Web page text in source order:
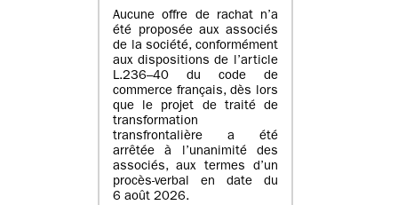
Aucune offre de rachat n’a
été proposée aux associés
de la société, conformément
aux dispositions de l’article
L.236–40 du code de
commerce français, dès lors
que le projet de traité de
transformation
transfrontalière a été
arrêtée à l’unanimité des
associés, aux termes d’un
procès-verbal en date du
6 août 2026.